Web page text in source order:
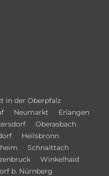
in der Oberpfalz
Neumarkt
Erlangen
Oberasbach
Heilsbronn
Schnaittach
Winkelhaid
b. Nürnberg